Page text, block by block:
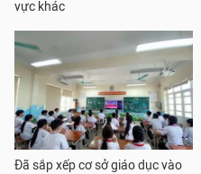
vực khác
Đã sắp xếp cơ sở giáo dục vào